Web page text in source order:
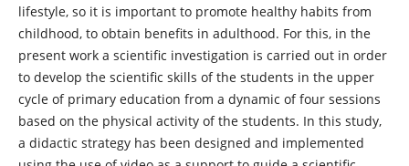
lifestyle, so it is important to promote healthy habits from
childhood, to obtain benefits in adulthood. For this, in the
present work a scientific investigation is carried out in order
to develop the scientific skills of the students in the upper
cycle of primary education from a dynamic of four sessions
based on the physical activity of the students. In this study,
a didactic strategy has been designed and implemented